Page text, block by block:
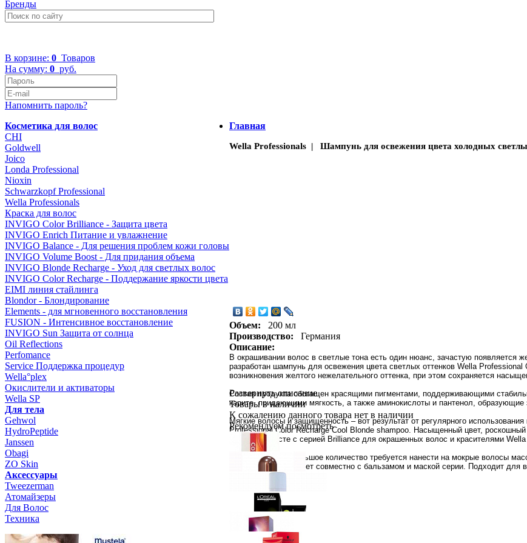
Бренды
В корзине: 0 Товаров
На сумму: 0 руб.
Напомнить пароль?
Косметика для волос
CHI
Goldwell
Joico
Londa Professional
Nioxin
Schwarzkopf Professional
Wella Professionals
Краска для волос
INVIGO Color Brilliance - Защита цвета
INVIGO Enrich Питание и увлажнение
INVIGO Balance - Для решения проблем кожи головы
INVIGO Volume Boost - Для придания объема
INVIGO Blonde Recharge - Уход для светлых волос
INVIGO Color Recharge - Поддержание яркости цвета
EIMI линия стайлинга
Blondor - Блондирование
Elements - для мгновенного восстановления
FUSION - Интенсивное восстановление
INVIGO Sun Защита от солнца
Oil Reflections
Perfomance
Service Поддержка процедур
Wella°plex
Окислители и активаторы
Wella SP
Для тела
Gehwol
HydroPeptide
Janssen
Obagi
ZO Skin
Aксессуары
Tweezerman
Атомайзеры
Для Волос
Техника
Главная
Wella Professionals | Шампунь для освежения цвета холодных
Объем:
200 мл
Производство:
Германия
Описание:
В окрашивании волос в светлые тона есть один нюанс, зачастую появляется
разработан шампунь для освежения цвета светлых оттенков Wella
возникновения желтого нежелательного оттенка, при этом сохраняется
Состав продукта обогащен красящими пигментами, поддерживающими
карите, придающими мягкость, а также аминокислоты и пантенол,
Мягкие волосы и защищенность – вот результат от регулярного
Professional Color Recharge Cool Blonde shampoo. Насыщенный цвет,
работает вместе с серией Brilliance для окрашенных волос и красителями
Применение:
небольшое количество требуется нанести на мокрые волосы
Использовать следует совместно с бальзамом и маской серии. Подходит для
Развернуть описание
Товары в наличии
К сожалению данного товара нет в наличии
Рекомендуем посмотреть
Wella Professionals